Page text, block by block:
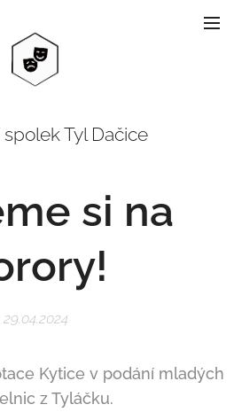
Tyl Dačice
si na
29.04.2024
Kytice v podání mladých
z Tyláčku.